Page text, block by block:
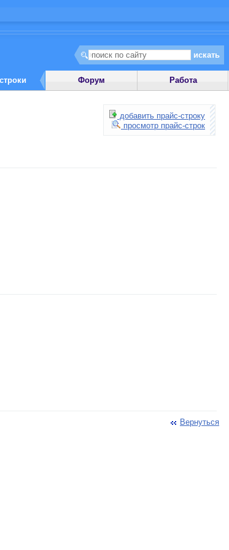
Форум Работа
добавить прайс-строку
просмотр прайс-строк
Вернуться